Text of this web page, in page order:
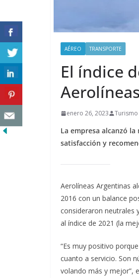
AÉREO TRANSPORTE
El índice
enero 26, 2023 Turismo
La empresa alcanzó
satisfacción y
Aerolíneas Argentinas
2016 con un balance
consideraron neutrales
al índice de 2021 (la
“Es muy positivo
cuanto a servicio. Son
volando más y mejor”,